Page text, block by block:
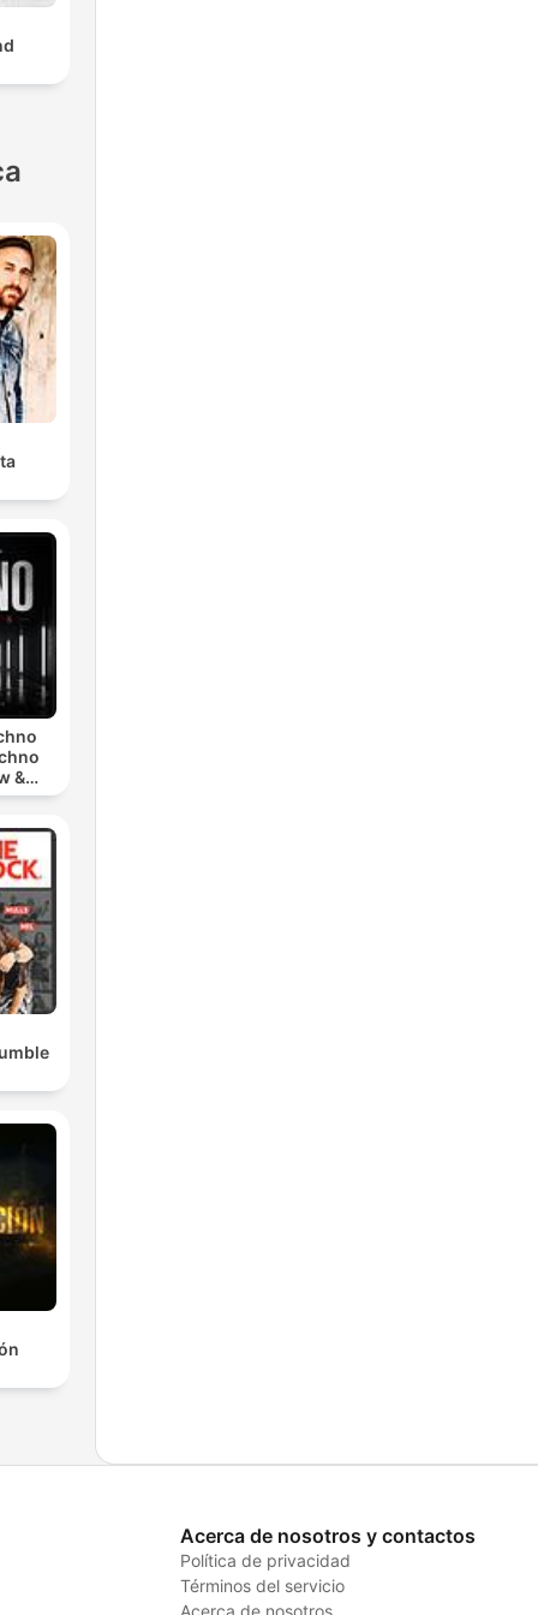
&
Acerca de nosotros y contactos
Política de privacidad
Términos del servicio
Acerca de nosotros